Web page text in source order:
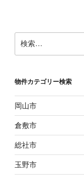
ン
索:
物件カテゴリー検索
岡山市
倉敷市
総社市
玉野市